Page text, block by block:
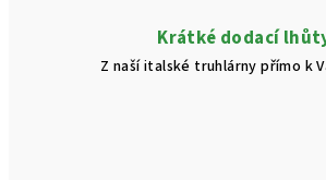
Krátké dodací
Z naší italské truhlárny přímo k